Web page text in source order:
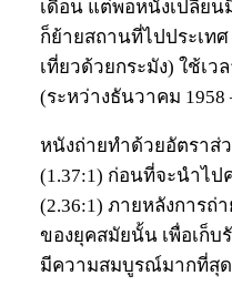
เดือน แต่พอหนังเปลี่ยน
ก็ย้ายสถานที่ไปประเทศ
เที่ยวด้วยกระมัง) ใช้เว
(ระหว่างธันวาคม 1958
หนังถ่ายทำด้วยอัตราส่
(1.37:1) ก่อนที่จะนำไป
(2.36:1) ภายหลังการถ่
ของยุคสมัยนั้น เพื่อเก็บ
มีความสมบูรณ์มากที่สุด